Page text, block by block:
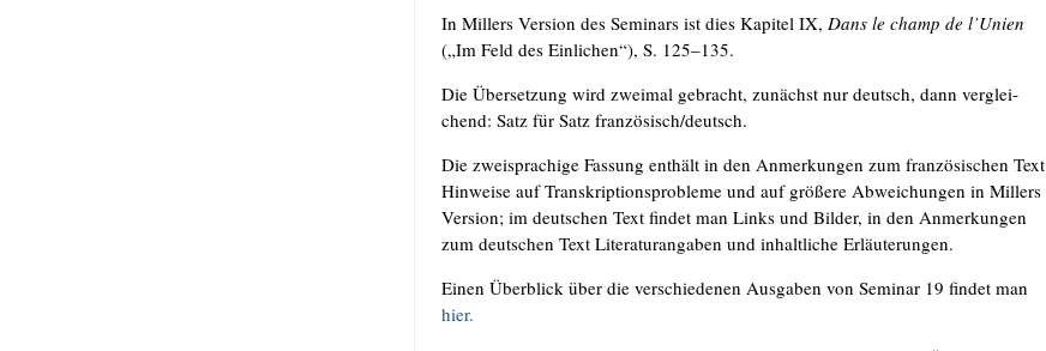
In Mil­lers Ver­si­on des Semi­nars ist dies Kapi­tel IX,Dans le champ de l’U­ni­en
(„Im Feld des Ein­li­chen“), S. 125–135.
Die Über­set­zung wird zwei­mal gebracht, zunächst nur deutsch, dann ver­glei­
chend: Satz für Satz französisch/​deutsch.
Die zwei­spra­chi­ge Fas­sung ent­hält in den Anmer­kun­gen zum fran­zö­si­schen Text
Hin­wei­se auf Tran­skrip­ti­ons­pro­ble­me und auf grö­ße­re Abwei­chun­gen in Mil­lers
Ver­si­on; im deut­schen Text fin­det man Links und Bil­der, in den Anmer­kun­gen
zum deut­schen Text Lite­ra­tur­an­ga­ben und inhalt­li­che Erläuterungen.
Einen Über­blick über die ver­schie­de­nen Aus­ga­ben von Semi­nar 19 fin­det man
hier.